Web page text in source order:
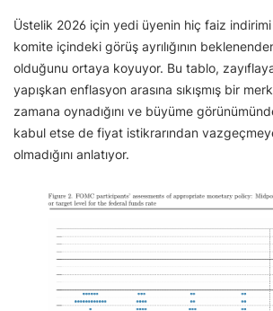
Üstelik 2026 için yedi üyenin hiç faiz
komite içindeki görüş ayrılığının
olduğunu ortaya koyuyor. Bu tablo,
yapışkan enflasyon arasına sıkışmış bir
zamana oynadığını ve büyüme
kabul etse de fiyat istikrarından
olmadığını anlatıyor.